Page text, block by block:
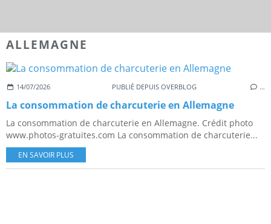
ALLEMAGNE
14/07/2026 PUBLIÉ DEPUIS OVERBLOG …
La consommation de charcuterie en Allemagne
La consommation de charcuterie en Allemagne. Crédit photo
www.photos-gratuites.com La consommation de charcuterie...
EN SAVOIR PLUS